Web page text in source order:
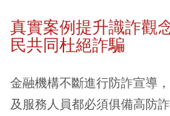
真實案例提升識詐觀
民共同杜絕詐騙
金融機構不斷進行防詐宣導
及服務人員都必須俱備高防